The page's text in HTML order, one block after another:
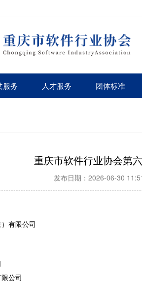
服务 人才服务 团体标准
重庆市软件行业协会第
发布日期：2026-06-30
有限公司
公司